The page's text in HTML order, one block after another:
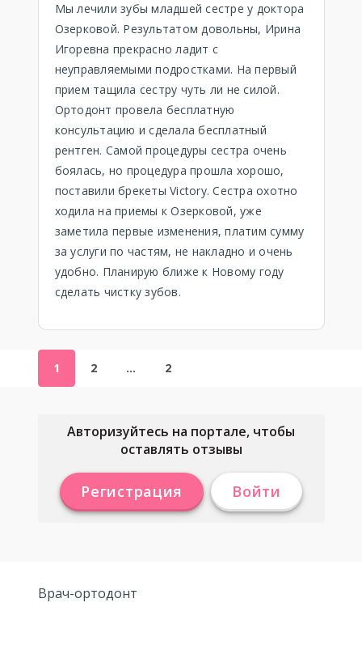
Мы лечили зубы младшей сестре у доктора
Озерковой. Результатом довольны, Ирина
Игоревна прекрасно ладит с
неуправляемыми подростками. На первый
прием тащила сестру чуть ли не силой.
Ортодонт провела бесплатную
консультацию и сделала бесплатный
рентген. Самой процедуры сестра очень
боялась, но процедура прошла хорошо,
поставили брекеты Victory. Сестра охотно
ходила на приемы к Озерковой, уже
заметила первые изменения, платим сумму
за услуги по частям, не накладно и очень
удобно. Планирую ближе к Новому году
сделать чистку зубов.
1 2 … 2
Авторизуйтесь на портале, чтобы
оставлять отзывы
Регистрация Войти
Врач-ортодонт